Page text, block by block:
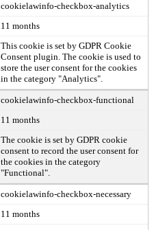
cookielawinfo-checkbox-analytics
11 months
This cookie is set by GDPR Cookie
Consent plugin. The cookie is used to
store the user consent for the cookies
in the category "Analytics".
cookielawinfo-checkbox-functional
11 months
The cookie is set by GDPR cookie
consent to record the user consent for
the cookies in the category
"Functional".
cookielawinfo-checkbox-necessary
11 months